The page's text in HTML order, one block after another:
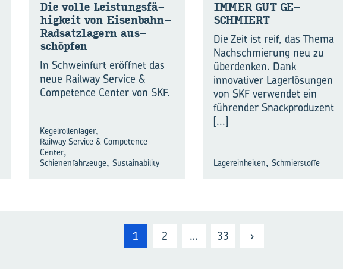
Die volle Leis­tungs­fä­
hig­keit von Eisenbahn-​
Radsatzlagern aus­
schöp­fen
In Schweinfurt eröffnet das
neue Railway Service &
Competence Center von SKF.
Kegelrollenlager,
Railway Service & Competence
Center,
Schienenfahrzeuge, Sustainability
IMMER GUT GE­
SCHMIERT
Die Zeit ist reif, das Thema
Nachschmierung neu zu
überdenken. Dank
innovativer Lagerlösungen
von SKF verwendet ein
führender Snackproduzent
[...]
Lagereinheiten, Schmierstoffe
1 2 … 33 ›